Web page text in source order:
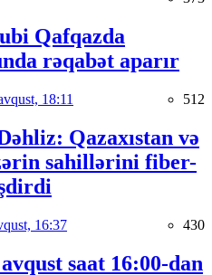
Qafqazda
rəqabət aparır
18:11 512
Qazaxıstan və
sahillərini fiber-
16:37 430
saat 16:00-dan